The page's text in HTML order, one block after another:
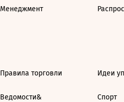
Менеджмент
Правила торговли
Ведомости&
Идеи
Спорт